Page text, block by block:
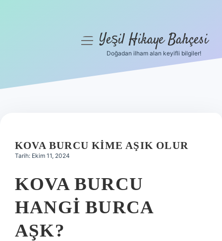
Hakkımızda
menüyüYeşil Hikaye Bahçesi
Doğadan ilham alan keyifli bilgiler!
KOVA BURCU KIME AŞIK OLUR
Tarih: Ekim 11, 2024
KOVA BURCU
HANGI BURCA
AŞK?